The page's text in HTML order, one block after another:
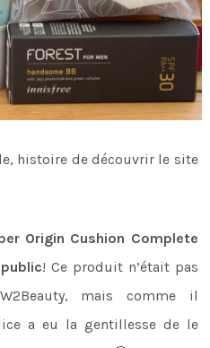
histoire de découvrir le site
Origin Cushion Complete
! Ce produit n’était pas
mais comme il
a eu la gentillesse de le